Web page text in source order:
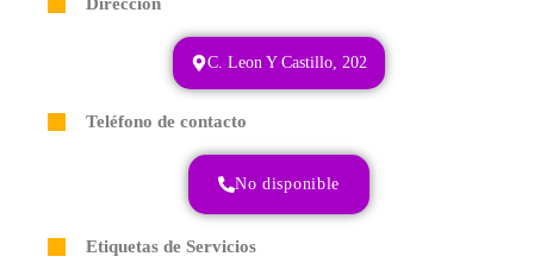
Dirección
C. Leon Y Castillo, 202
Teléfono de contacto
No disponible
Etiquetas de Servicios